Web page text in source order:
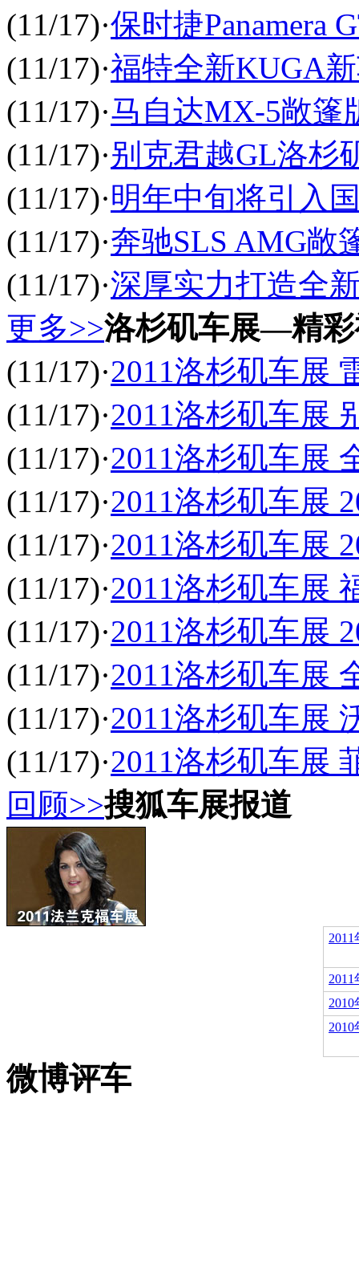
(11/17)·保时捷Panamera
(11/17)·福特全新KUGA
(11/17)·马自达MX-5敞篷
(11/17)·别克君越GL洛杉
(11/17)·明年中旬将引入
(11/17)·奔驰SLS AMG
(11/17)·深厚实力打造全
更多>>洛杉矶车展—精
(11/17)·2011洛杉矶车展
(11/17)·2011洛杉矶车展
(11/17)·2011洛杉矶车展
(11/17)·2011洛杉矶车展
(11/17)·2011洛杉矶车展
(11/17)·2011洛杉矶车展
(11/17)·2011洛杉矶车展
(11/17)·2011洛杉矶车展
(11/17)·2011洛杉矶车展
(11/17)·2011洛杉矶车展
回顾>>搜狐车展报道
微博评车